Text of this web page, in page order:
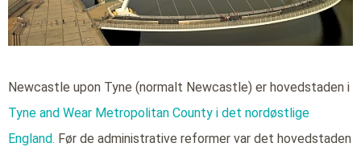
Newcastle upon Tyne (normalt Newcastle) er hovedstaden i
Tyne and Wear Metropolitan County i det nordøstlige
England. Før de administrative reformer var det hovedstaden